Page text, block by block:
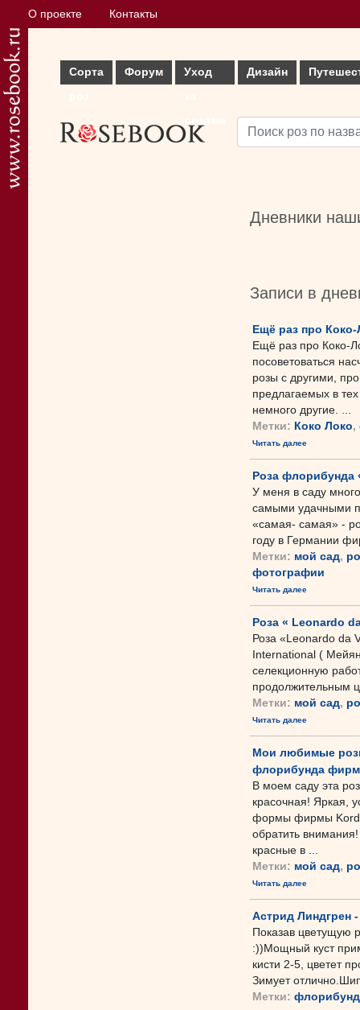
О проекте Контакты
Сорта
Форум
Уход
Дизайн
Дневники
Записи в
Ещё раз про Коко-
Ещё раз про Коко-
посоветоваться
розы с другими,
предлагаемых в
немного другие. ...
Метки: Коко Локо,
Читать далее
Роза флорибунда
У меня в саду
самыми удачными
«самая- самая» -
году в Германии
Метки: мой сад,
фотографии
Читать далее
Роза « Leonardo
Роза «Leonardo da
International (
селекционную
продолжительным
Метки: мой сад,
Читать далее
Мои любимые
флорибунда
В моем саду эта
красочная! Яркая,
формы фирмы
обратить
красные в ...
Метки: мой сад,
Читать далее
Астрид Линдгрен
Показав цветущую
:))Мощный куст
кисти 2-5, цветет
Зимует
Метки: